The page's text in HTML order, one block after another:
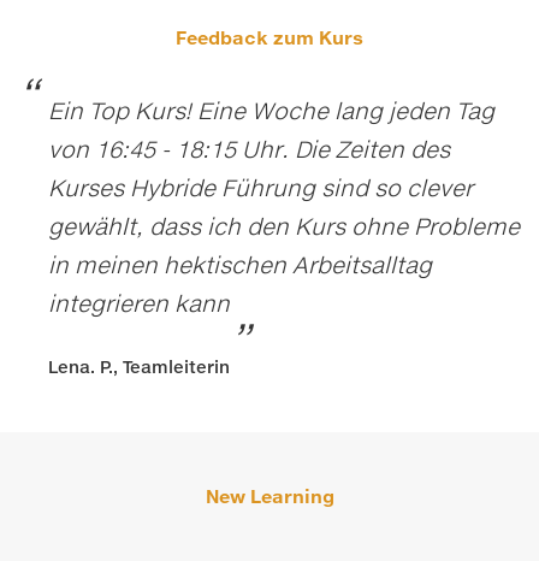
Feedback zum Kurs
Ein Top Kurs! Eine Woche lang jeden Tag
von 16:45 - 18:15 Uhr. Die Zeiten des
Kurses Hybride Führung sind so clever
gewählt, dass ich den Kurs ohne Probleme
in meinen hektischen Arbeitsalltag
integrieren kann
Lena. P., Teamleiterin
New Learning